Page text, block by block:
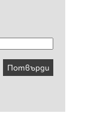
Потвърди